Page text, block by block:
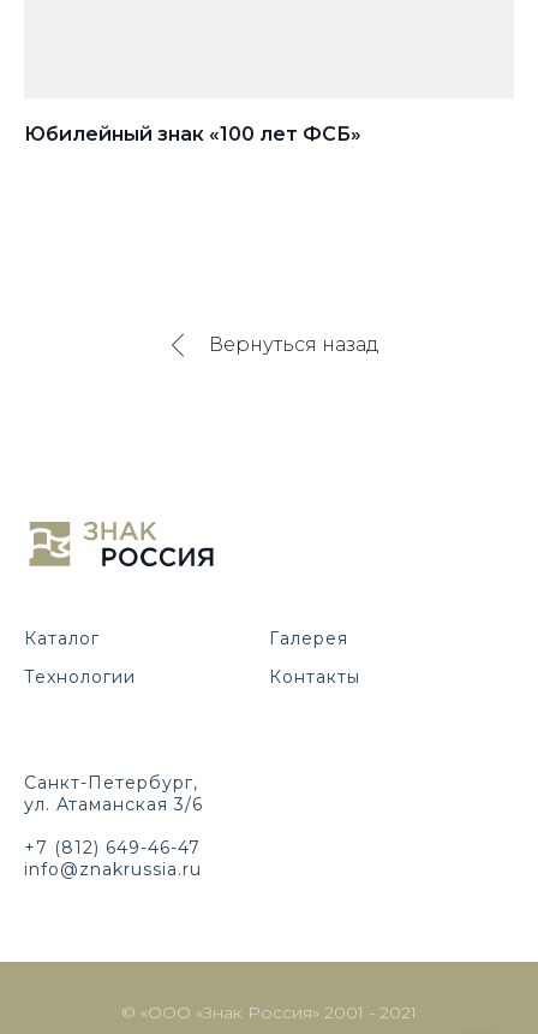
Юбилейный знак «100 лет ФСБ»
Вернуться назад
Каталог
Технологии
Галерея
Контакты
Санкт-Петербург,
ул. Атаманская 3/6
+7 (812) 649-46-47
info@znakrussia.ru
© «ООО «Знак Россия» 2001 - 2021